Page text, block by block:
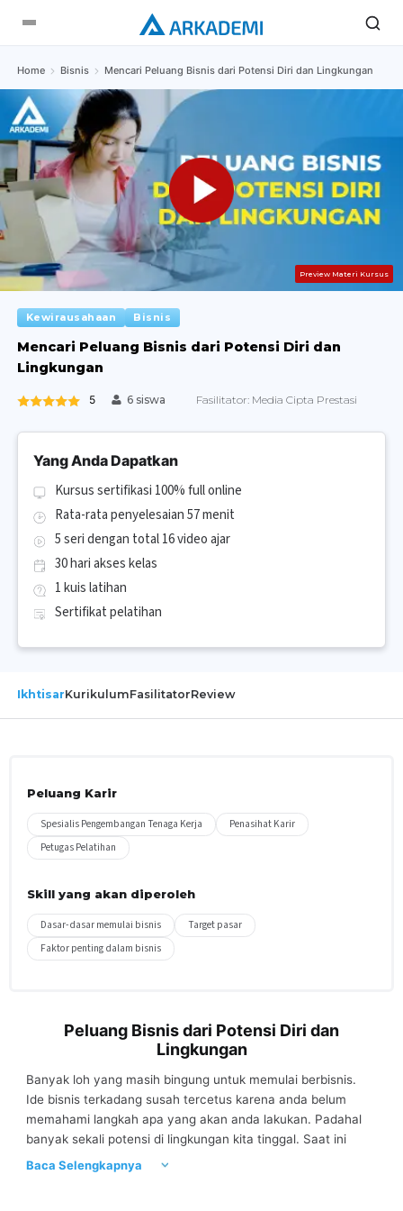
Home Bisnis Mencari Peluang Bisnis dari Potensi Diri dan Lingkungan
Preview Materi Kursus
Kewirausahaan Bisnis
Mencari Peluang Bisnis dari Potensi Diri dan
Lingkungan
5 6 siswa Fasilitator: Media Cipta Prestasi
Yang Anda Dapatkan
Kursus sertifikasi 100% full online
Rata-rata penyelesaian 57 menit
5 seri dengan total 16 video ajar
30 hari akses kelas
1 kuis latihan
Sertifikat pelatihan
IkhtisarKurikulumFasilitatorReview
Peluang Karir
Spesialis Pengembangan Tenaga Kerja
Penasihat Karir
Petugas Pelatihan
Skill yang akan diperoleh
Dasar-dasar memulai bisnis
Target pasar
Faktor penting dalam bisnis
Peluang Bisnis dari Potensi Diri dan
Lingkungan
Banyak loh yang masih bingung untuk memulai berbisnis.
Ide bisnis terkadang susah tercetus karena anda belum
memahami langkah apa yang akan anda lakukan. Padahal
banyak sekali potensi di lingkungan kita tinggal. Saat ini
banyak orang tidak memahami potensi yang ada di
Baca Selengkapnya